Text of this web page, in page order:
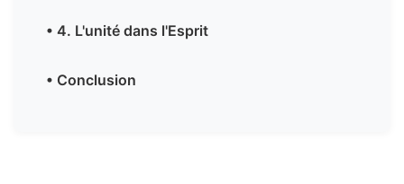
• 4. L'unité dans l'Esprit
• Conclusion